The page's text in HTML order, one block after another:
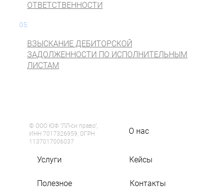
ОТВЕТСТВЕННОСТИ
05.
ВЗЫСКАНИЕ ДЕБИТОРСКОЙ
ЗАДОЛЖЕННОСТИ ПО ИСПОЛНИТЕЛЬНЫМ
ЛИСТАМ
© ООО ЮФ "ЛЛ-си право",
ИНН 7017326959, ОГРН
1137017006037
О нас
Услуги Кейсы
Полезное Контакты